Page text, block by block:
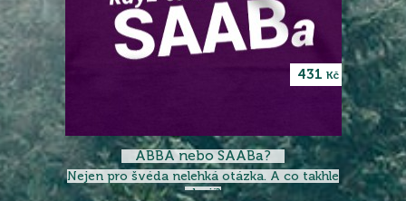
431 Kč
ABBA nebo SAABa?
Nejen pro švéda nelehká otázka. A co takhle
obojí?